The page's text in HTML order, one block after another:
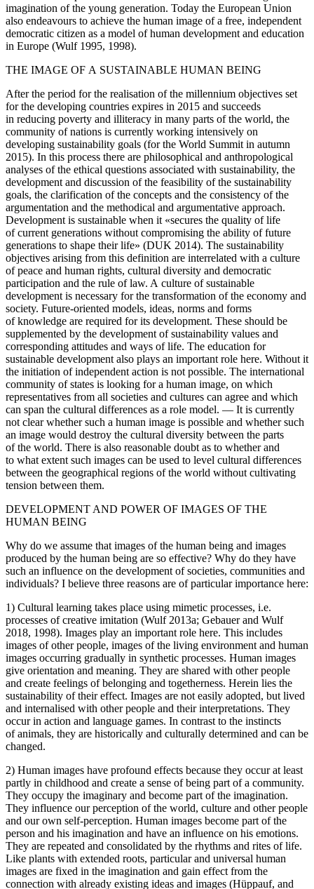
imagination of the young generation. Today the European Union
also endeavours to achieve the human image of a free, independent
democratic citizen as a model of human development and education
in Europe (Wulf 1995, 1998).
THE IMAGE OF A SUSTAINABLE HUMAN BEING
After the period for the realisation of the millennium objectives set
for the developing countries expires in 2015 and succeeds
in reducing poverty and illiteracy in many parts of the world, the
community of nations is currently working intensively on
developing sustainability goals (for the World Summit in autumn
2015). In this process there are philosophical and anthropological
analyses of the ethical questions associated with sustainability, the
development and discussion of the feasibility of the sustainability
goals, the clarification of the concepts and the consistency of the
argumentation and the methodical and argumentative approach.
Development is sustainable when it «secures the quality of life
of current generations without compromising the ability of future
generations to shape their life» (DUK 2014). The sustainability
objectives arising from this definition are interrelated with a culture
of peace and human rights, cultural diversity and democratic
participation and the rule of law. A culture of sustainable
development is necessary for the transformation of the economy and
society. Future-oriented models, ideas, norms and forms
of knowledge are required for its development. These should be
supplemented by the development of sustainability values and
corresponding attitudes and ways of life. The education for
sustainable development also plays an important role here. Without it
the initiation of independent action is not possible. The international
community of states is looking for a human image, on which
representatives from all societies and cultures can agree and which
can span the cultural differences as a role model. — It is currently
not clear whether such a human image is possible and whether such
an image would destroy the cultural diversity between the parts
of the world. There is also reasonable doubt as to whether and
to what extent such images can be used to level cultural differences
between the geographical regions of the world without cultivating
tension between them.
DEVELOPMENT AND POWER OF IMAGES OF THE
HUMAN BEING
Why do we assume that images of the human being and images
produced by the human being are so effective? Why do they have
such an influence on the development of societies, communities and
individuals? I believe three reasons are of particular importance here:
1) Cultural learning takes place using mimetic processes, i.e.
processes of creative imitation (Wulf 2013a; Gebauer and Wulf
2018, 1998). Images play an important role here. This includes
images of other people, images of the living environment and human
images occurring gradually in synthetic processes. Human images
give orientation and meaning. They are shared with other people
and create feelings of belonging and togetherness. Herein lies the
sustainability of their effect. Images are not easily adopted, but lived
and internalised with other people and their interpretations. They
occur in action and language games. In contrast to the instincts
of animals, they are historically and culturally determined and can be
changed.
2) Human images have profound effects because they occur at least
partly in childhood and create a sense of being part of a community.
They occupy the imaginary and become part of the imagination.
They influence our perception of the world, culture and other people
and our own self-perception. Human images become part of the
person and his imagination and have an influence on his emotions.
They are repeated and consolidated by the rhythms and rites of life.
Like plants with extended roots, particular and universal human
images are fixed in the imagination and gain effect from the
connection with already existing ideas and images (Hüppauf, and